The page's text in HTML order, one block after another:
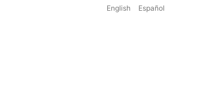
English Español